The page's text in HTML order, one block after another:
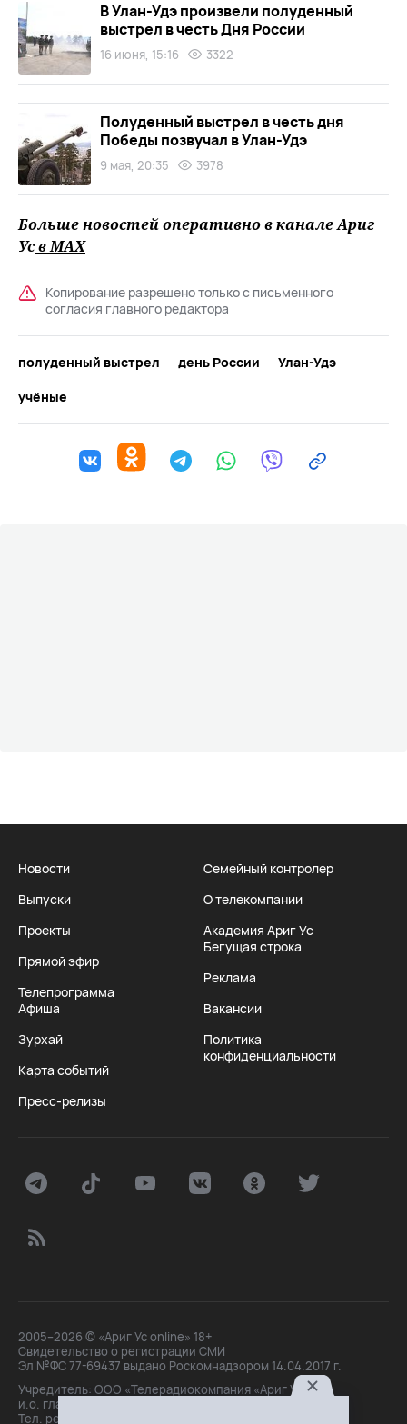
В Улан-Удэ произвели полуденный
выстрел в честь Дня России
16 июня, 15:16 3322
Полуденный выстрел в честь дня
Победы позвучал в Улан-Удэ
9 мая, 20:35 3978
Больше новостей оперативно в канале Ариг
Усв MAХ
Копирование разрешено только с письменного
согласия главного редактора
полуденный выстрел день России
Улан-Удэ
учёные
Новости
Выпуски
Проекты
Прямой эфир
Телепрограмма
Афиша
Зурхай
Карта событий
Пресс-релизы
Семейный контролер
О телекомпании
Академия Ариг Ус
Бегущая строка
Реклама
Вакансии
Политика
конфиденциальности
2005–2026 © «Ариг Ус online» 18+
Свидетельство о регистрации СМИ
Эл №ФС 77-69437 выдано Роскомнадзором 14.04.2017 г.
Учредитель: ООО «Телерадиокомпания «Ариг Ус»,
и.о. главного редактора: Маханова О.Б.
Тел. peдakции: +7(3012)21-30-14,